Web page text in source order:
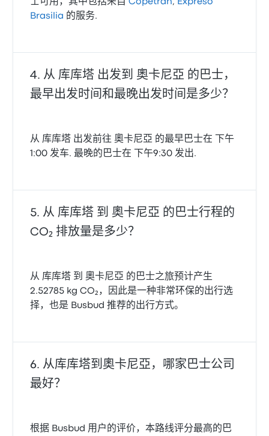
士可用，其中包括来自Copetran, Expreso
Brasilia 的服务.
从 库库塔 出发到 奧卡尼亞 的巴士，
最早出发时间和最晚出发时间是多少？
从 库库塔 出发前往 奧卡尼亞 的最早巴士在 下午
1:00 发车. 最晚的巴士在 下午9:30 发出.
从 库库塔 到 奧卡尼亞 的巴士行程的
CO₂ 排放量是多少？
从 库库塔 到 奧卡尼亞 的巴士之旅预计产生
2.52785 kg CO₂，因此是一种非常环保的出行选
择，也是 Busbud 推荐的出行方式。
从库库塔到奧卡尼亞，哪家巴士公司
最好？
根据 Busbud 用户的评价，本路线评分最高的巴